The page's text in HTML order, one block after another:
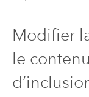
Modifier
le